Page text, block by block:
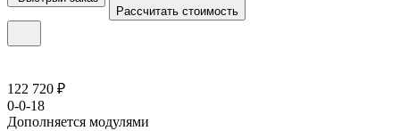
Рассчитать стоимость
122 720 ₽
0-0-18
Дополняется модулями